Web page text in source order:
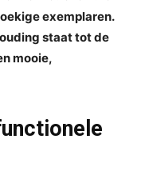
exemplaren.
staat tot de
mooie,